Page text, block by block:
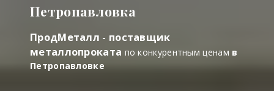
Петропавловка
ПродМеталл - поставщик
металлопроката по конкурентным ценам в
Петропавловке